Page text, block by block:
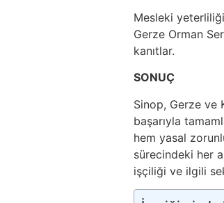
Mesleki
Gerze Orman
kanıtlar.
SONUÇ
Sinop, Gerze ve
başarıyla
hem yasal
sürecindeki her
işçiliği ve ilgili